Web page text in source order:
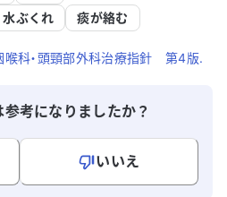
水ぶくれ 痰が絡む
喉科・頭頸部外科治療指針 第4版.
考になりましたか？
いいえ